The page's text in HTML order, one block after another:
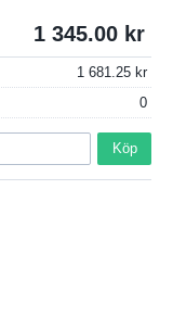
1 345.00
1 681.25
0
Köp